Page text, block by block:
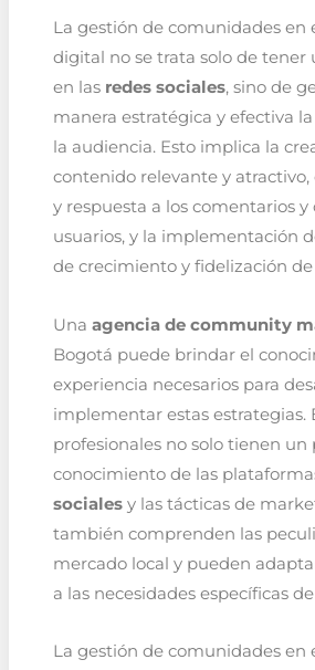
La gestión de comunidades en
digital no se trata solo de tener
en las redes sociales, sino de
manera estratégica y efectiva
la audiencia. Esto implica la
contenido relevante y
y respuesta a los comentarios y
usuarios, y la implementación
de crecimiento y fidelización
Una agencia de community
Bogotá puede brindar el
experiencia necesarios para
implementar estas estrategias.
profesionales no solo tienen un
conocimiento de las
socialesy las tácticas de
también comprenden las
mercado local y pueden
a las necesidades específicas
La gestión de comunidades en